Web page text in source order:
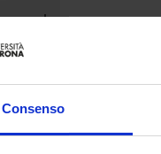
Consenso